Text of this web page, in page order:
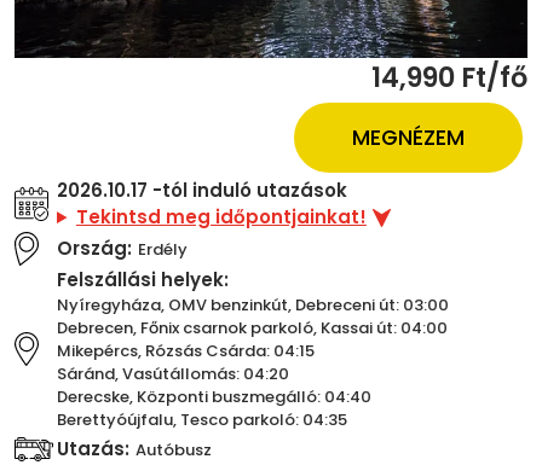
14,990 Ft/fő
MEGNÉZEM
2026.10.17 -tól induló utazások
Tekintsd meg időpontjainkat!
Ország: Erdély
Felszállási helyek:
Nyíregyháza, OMV benzinkút, Debreceni út: 03:00
Debrecen, Főnix csarnok parkoló, Kassai út: 04:00
Mikepércs, Rózsás Csárda: 04:15
Sáránd, Vasútállomás: 04:20
Derecske, Központi buszmegálló: 04:40
Berettyóújfalu, Tesco parkoló: 04:35
Utazás: Autóbusz